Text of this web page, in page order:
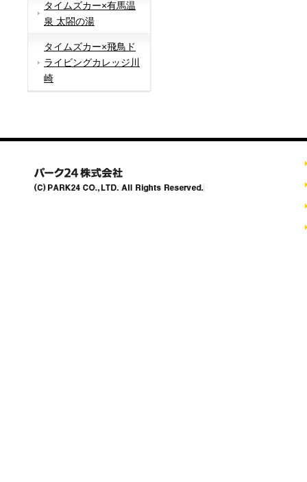
タイムズカー×有馬温
泉 太閤の湯
タイムズカー×飛鳥ド
ライビングカレッジ川
崎